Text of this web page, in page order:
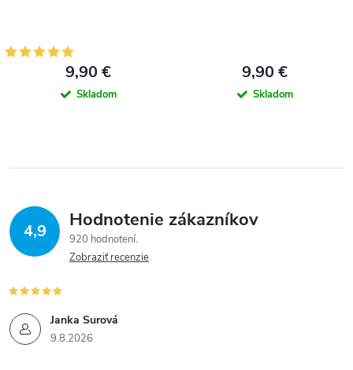
9,90 €
Skladom
9,90 €
Skladom
4,9 Hodnotenie zákazníkov
920 hodnotení
Zobraziť recenzie
Janka Surová
9.8.2026